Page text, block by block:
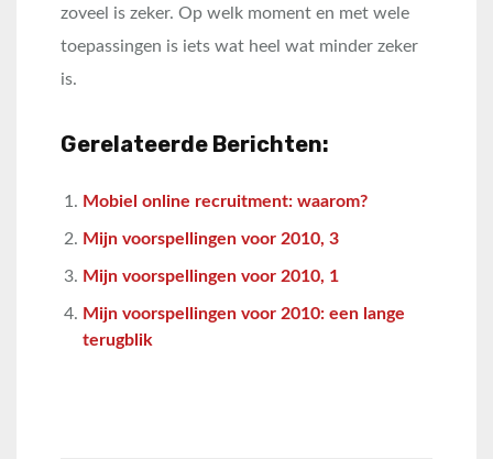
zoveel is zeker. Op welk moment en met wele
toepassingen is iets wat heel wat minder zeker
is.
Gerelateerde Berichten:
Mobiel online recruitment: waarom?
Mijn voorspellingen voor 2010, 3
Mijn voorspellingen voor 2010, 1
Mijn voorspellingen voor 2010: een lange
terugblik